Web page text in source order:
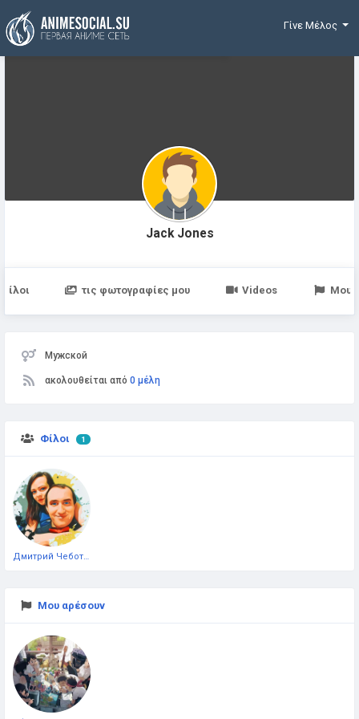
Χρηματοδότηση
Γίνε Μέλος
Jack Jones
Φίλοι τις φωτογραφίες μου Videos Μου
Мужской
ακολουθείται από 0 μέλη
Φίλοι 1
Μου αρέσουν